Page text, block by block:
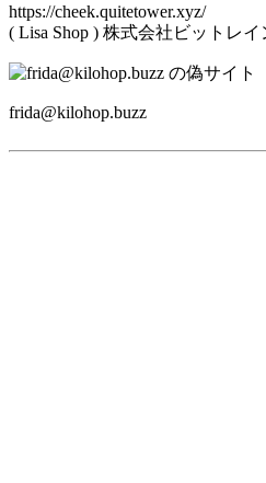
https://cheek.quitetower.xyz/
( Lisa Shop ) 株式会社ビットレ
frida@kilohop.buzz